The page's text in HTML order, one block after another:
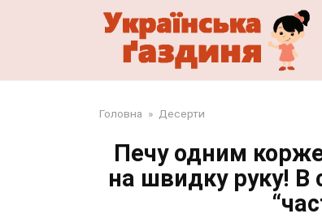
Головна » Десерти
Печу одним
на швидку руку! В